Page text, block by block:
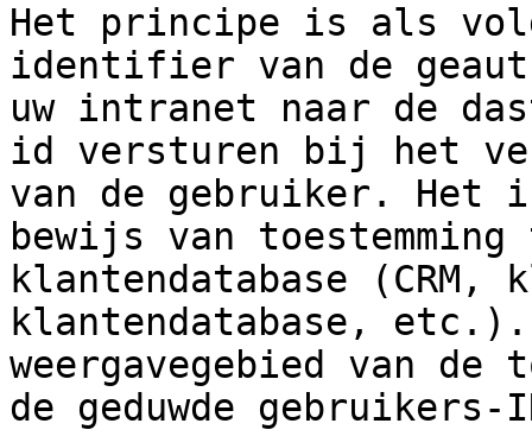
Het principe is als
identifier van de
uw intranet naar de
id versturen bij het
van de gebruiker. Het
bewijs van
klantendatabase (CRM,
klantendatabase,
weergavegebied van de
de geduwde gebruikers-